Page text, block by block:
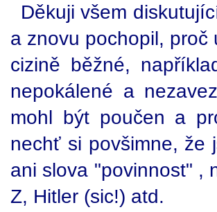
Děkuji všem
a znovu pochopil,
cizině běžné,
nepokálené a
mohl být poučen a
nechť si povšimne, že
ani slova "povinnost" ,
Z, Hitler (sic!) atd.